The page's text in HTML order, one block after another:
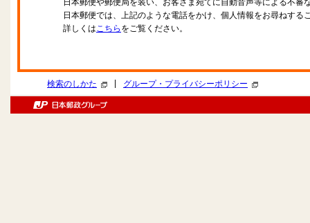
日本郵便や郵便局を装い、お客さま宛てに自動音声等による不審
日本郵便では、上記のような電話をかけ、個人情報をお尋ねする
詳しくはこちら をご覧ください。
検索のしかた グループ・プライバシーポリシー